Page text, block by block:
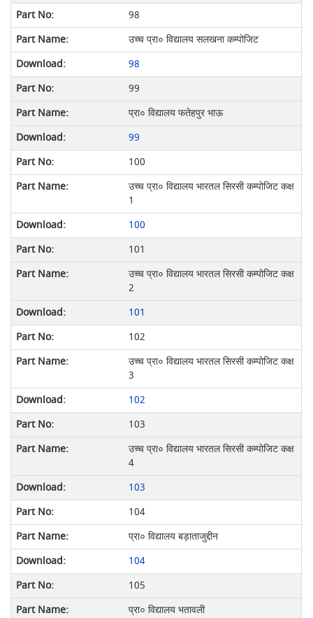
98
उच्च प्रा० विद्यालय सलखना कम्पोजिट
98
99
प्रा० विद्यालय फतेहपुर भाऊ
99
100
उच्च प्रा० विद्यालय भारतल सिरसी कम्पोजिट कक्ष
1
100
101
उच्च प्रा० विद्यालय भारतल सिरसी कम्पोजिट कक्ष
2
101
102
उच्च प्रा० विद्यालय भारतल सिरसी कम्पोजिट कक्ष
3
102
103
उच्च प्रा० विद्यालय भारतल सिरसी कम्पोजिट कक्ष
4
103
104
प्रा० विद्यालय बड़ाताजुद्दीन
104
105
प्रा० विद्यालय भतावली